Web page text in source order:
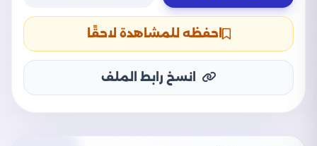
احفظه للمشاهدة لاحقًا
انسخ رابط الملف